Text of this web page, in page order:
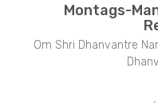
Montags-
Om Shri Dhanvantre Namaha Was bedeutet